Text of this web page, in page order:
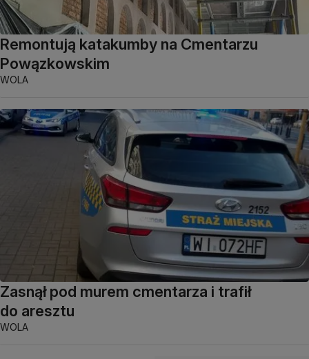
Remontują katakumby na Cmentarzu
Powązkowskim
WOLA
Zasnął pod murem cmentarza i trafił
do aresztu
WOLA